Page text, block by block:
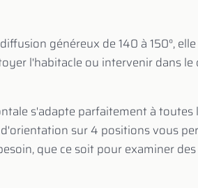
généreux de 140 à 150°,
l'habitacle ou intervenir dans
s'adapte parfaitement à
sur 4 positions vous
que ce soit pour examiner